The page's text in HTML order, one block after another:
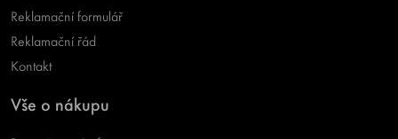
Reklamační formulář
Reklamační řád
Kontakt
Vše o nákupu